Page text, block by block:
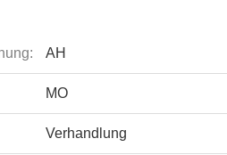
AH
MO
Verhandlung